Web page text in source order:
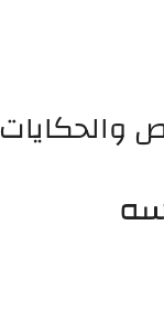
والحكايات